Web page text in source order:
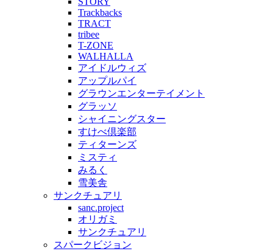
Trackbacks
TRACT
tribee
T-ZONE
WALHALLA
アイドルウィズ
アップルパイ
グラウンエンターテイメント
グラッソ
シャイニングスター
すけべ倶楽部
ティターンズ
ミスティ
みるく
雪美舎
サンクチュアリ
sanc.project
オリガミ
サンクチュアリ
スパークビジョン